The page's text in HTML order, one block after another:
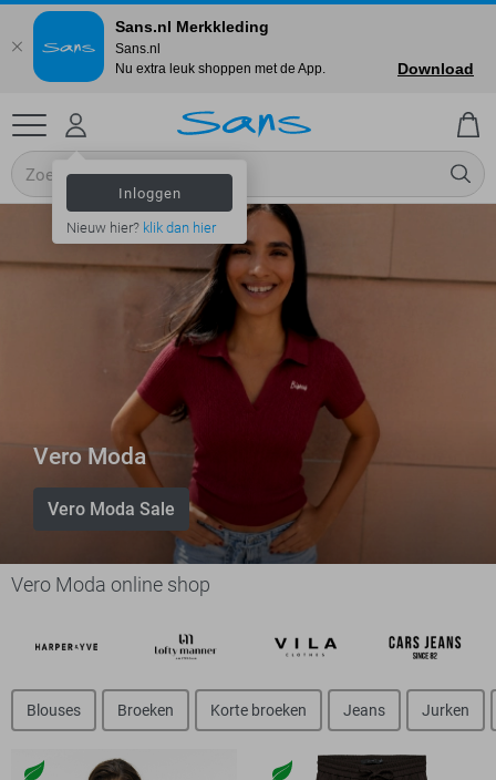
Inloggen
Nieuw hier? klik dan hier
Vero Moda
Vero Moda Sale
Vero Moda online shop
Blouses Broeken Korte broeken Jeans Jurken
Sans.nl Merkkleding
Sans.nl
Nu extra leuk shoppen met de App.
Download